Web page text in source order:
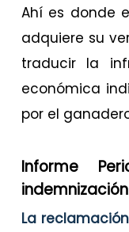
Ahí es donde
adquiere su
traducir la
económica
por el
Informe
indemnización
La